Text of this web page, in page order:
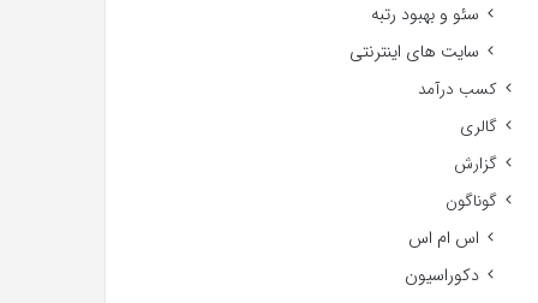
سئو و بهبود رتبه
سایت های اینترنتی
کسب درآمد
گالری
گزارش
گوناگون
اس ام اس
دکوراسیون